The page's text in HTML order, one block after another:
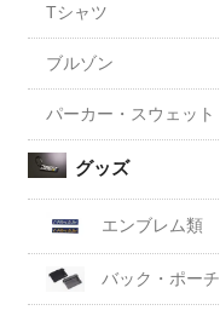
Tシャツ
ブルゾン
パーカー・スウェット
グッズ
エンブレム類
バック・ポーチ